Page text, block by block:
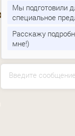
Введите сообщение
Мы подготовили
специальное
Расскажу
мне!)